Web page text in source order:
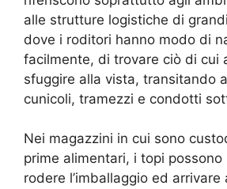
alle strutture logistiche di
dove i roditori hanno modo di
facilmente, di trovare ciò di cui
sfuggire alla vista, transitando
cunicoli, tramezzi e condotti
Nei magazzini in cui sono
prime alimentari, i topi possono
rodere l’imballaggio ed arrivare